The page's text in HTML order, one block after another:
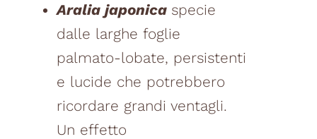
Aralia japonica specie
dalle larghe foglie
palmato-lobate, persistenti
e lucide che potrebbero
ricordare grandi ventagli.
Un effetto